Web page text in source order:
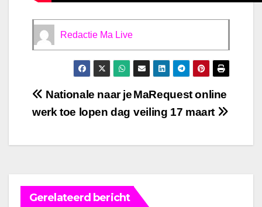
Redactie Ma Live
Bericht
navigatie
MaRequest online
veiling 17 maart
Nationale naar je
werk toe lopen dag
Gerelateerd bericht